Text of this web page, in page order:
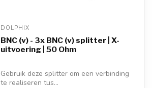
DOLPHIX
BNC (v) - 3x BNC (v) splitter | X-
uitvoering | 50 Ohm
Gebruik deze splitter om een verbinding
te realiseren tus...